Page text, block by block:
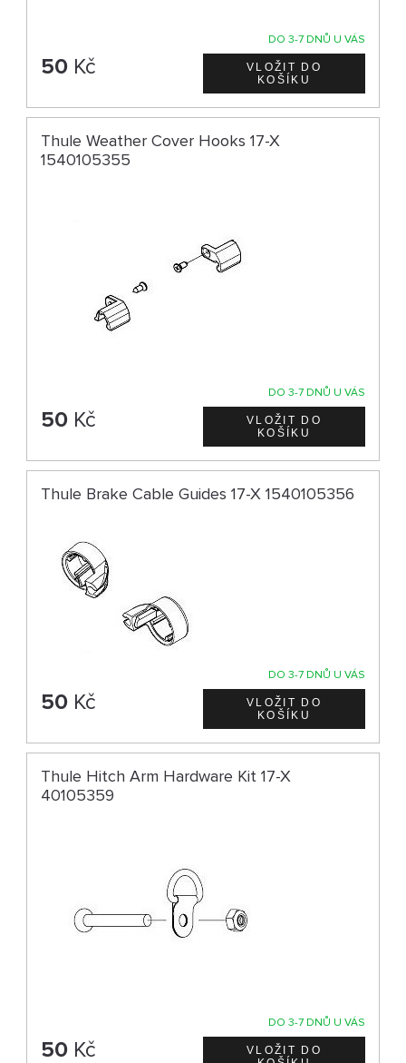
DO 3-7 DNŮ U VÁS
50 Kč
Thule Weather Cover Hooks 17-X
1540105355
DO 3-7 DNŮ U VÁS
50 Kč
Thule Brake Cable Guides 17-X 1540105356
DO 3-7 DNŮ U VÁS
50 Kč
Thule Hitch Arm Hardware Kit 17-X
40105359
DO 3-7 DNŮ U VÁS
50 Kč